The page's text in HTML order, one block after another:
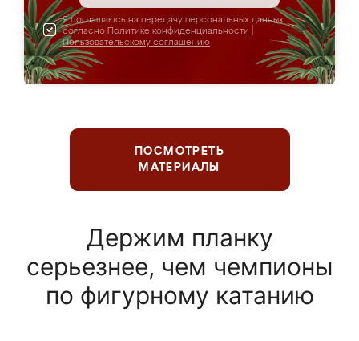
Я соглашаюсь на передачу персональных данных
согласно Политике конфиденциальности
Пользовательскому соглашению
ПОСМОТРЕТЬ
МАТЕРИАЛЫ
Держим планку
серьезнее, чем чемпионы
по фигурному катанию